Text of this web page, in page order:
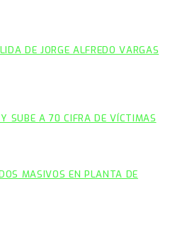
DE JORGE ALFREDO VARGAS
SUBE A 70 CIFRA DE VÍCTIMAS
MASIVOS EN PLANTA DE